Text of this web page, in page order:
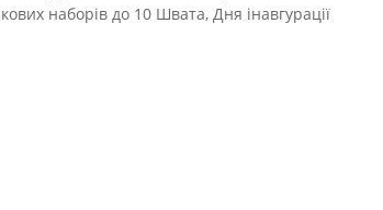
наборів до 10 Швата, Дня інавгурації